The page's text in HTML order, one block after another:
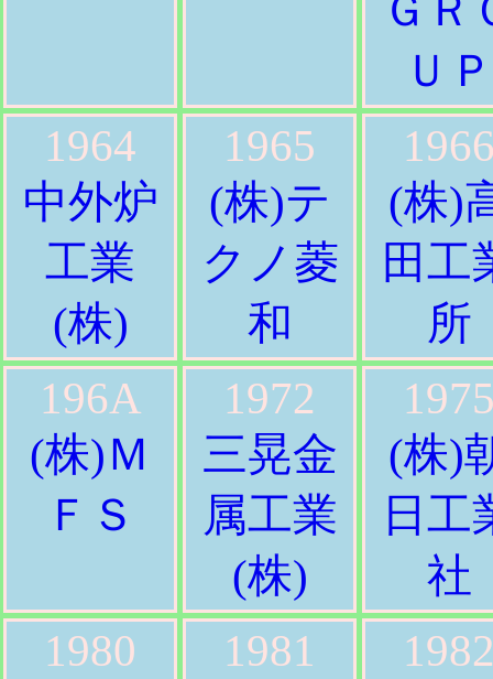
ＧＲ
Ｕ
1964
中外炉
工業
(株)
1965
(株)テ
クノ菱
和
(株)
田工
所
196A
(株)Ｍ
ＦＳ
1972
三晃金
属工業
(株)
(株)
日工
社
1980
1981